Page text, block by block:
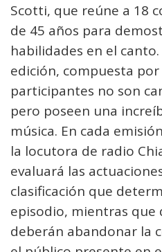
Scotti, que reúne a 18
de 45 años para
habilidades en el
edición, compuesta
participantes no son
pero poseen una
música. En cada
la locutora de radio
evaluará las
clasificación que
episodio, mientras que
deberán abandonar la